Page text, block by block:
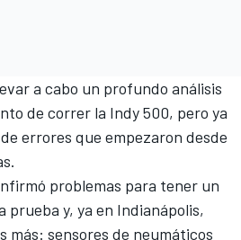
a cabo un profundo análisis
de correr la Indy 500, pero ya
errores que empezaron desde
problemas para tener un
prueba y, ya en Indianápolis,
más: sensores de neumáticos